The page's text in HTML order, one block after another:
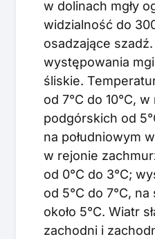
w dolinach mgły
widzialność do
osadzające
występowania
śliskie.
od 7°C do 10°C,
podgórskich od
na południowym
w rejonie
od 0°C do 3°C;
od 5°C do 7°C,
około 5°C. Wiatr
zachodni i